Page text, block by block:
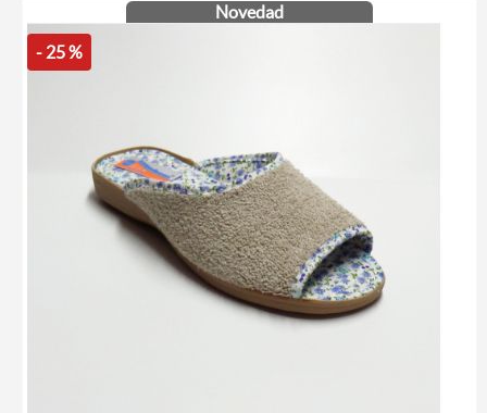
Novedad
- 25 %